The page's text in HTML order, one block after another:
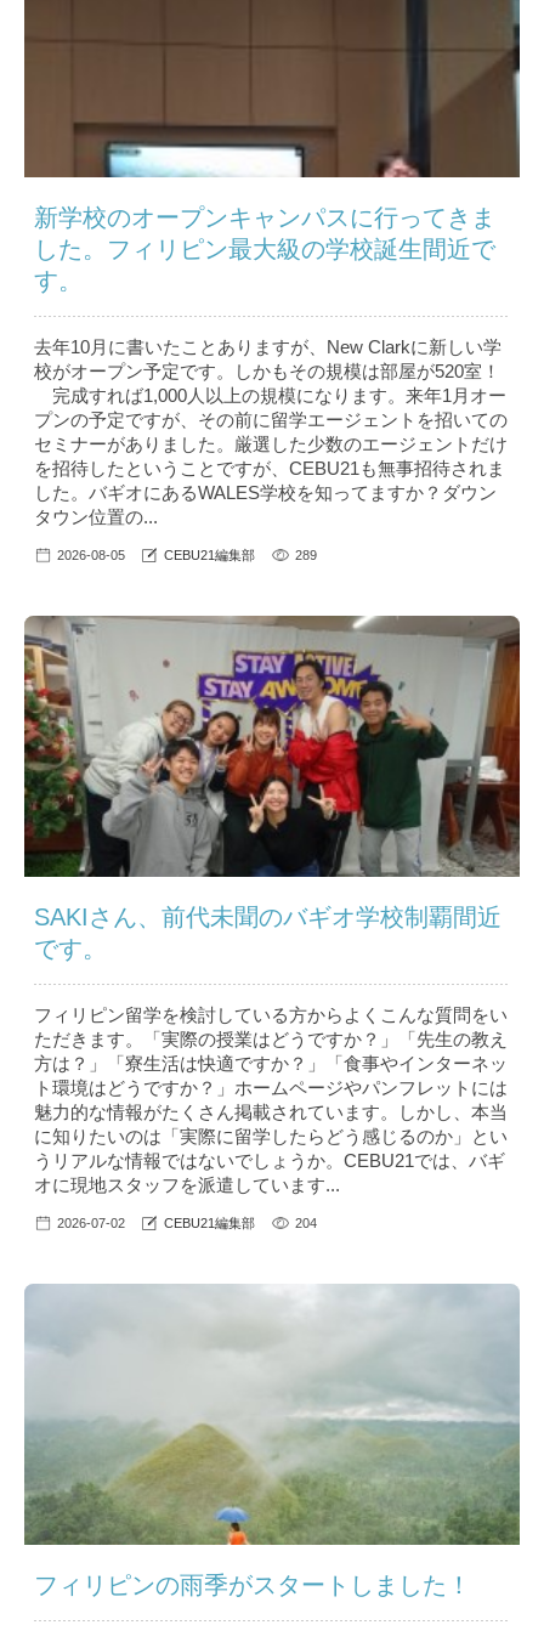
新学校のオープンキャンパスに行ってきま
した。フィリピン最大級の学校誕生間近で
す。
去年10月に書いたことありますが、New Clarkに新しい学
校がオープン予定です。しかもその規模は部屋が520室！
完成すれば1,000人以上の規模になります。来年1月オー
プンの予定ですが、その前に留学エージェントを招いての
セミナーがありました。厳選した少数のエージェントだけ
を招待したということですが、CEBU21も無事招待されま
した。バギオにあるWALES学校を知ってますか？ダウン
タウン位置の...
2026-08-05 CEBU21編集部 289
SAKIさん、前代未聞のバギオ学校制覇間近
です。
フィリピン留学を検討している方からよくこんな質問をい
ただきます。「実際の授業はどうですか？」「先生の教え
方は？」「寮生活は快適ですか？」「食事やインターネッ
ト環境はどうですか？」ホームページやパンフレットには
魅力的な情報がたくさん掲載されています。しかし、本当
に知りたいのは「実際に留学したらどう感じるのか」とい
うリアルな情報ではないでしょうか。CEBU21では、バギ
オに現地スタッフを派遣しています...
2026-07-02 CEBU21編集部 204
フィリピンの雨季がスタートしました！